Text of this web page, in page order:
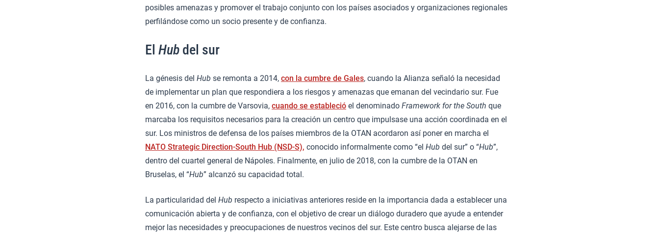
posibles amenazas y promover el trabajo conjunto con los países asociados y organizaciones regionales
perfilándose como un socio presente y de confianza.
El Hub del sur
La génesis del Hub se remonta a 2014, con la cumbre de Gales, cuando la Alianza señaló la necesidad
de implementar un plan que respondiera a los riesgos y amenazas que emanan del vecindario sur. Fue
en 2016, con la cumbre de Varsovia, cuando se estableció el denominado Framework for the South que
marcaba los requisitos necesarios para la creación un centro que impulsase una acción coordinada en el
sur. Los ministros de defensa de los países miembros de la OTAN acordaron así poner en marcha el
NATO Strategic Direction-South Hub (NSD-S), conocido informalmente como “el Hub del sur” o “Hub”,
dentro del cuartel general de Nápoles. Finalmente, en julio de 2018, con la cumbre de la OTAN en
Bruselas, el “Hub” alcanzó su capacidad total.
La particularidad del Hub respecto a iniciativas anteriores reside en la importancia dada a establecer una
comunicación abierta y de confianza, con el objetivo de crear un diálogo duradero que ayude a entender
mejor las necesidades y preocupaciones de nuestros vecinos del sur. Este centro busca alejarse de las